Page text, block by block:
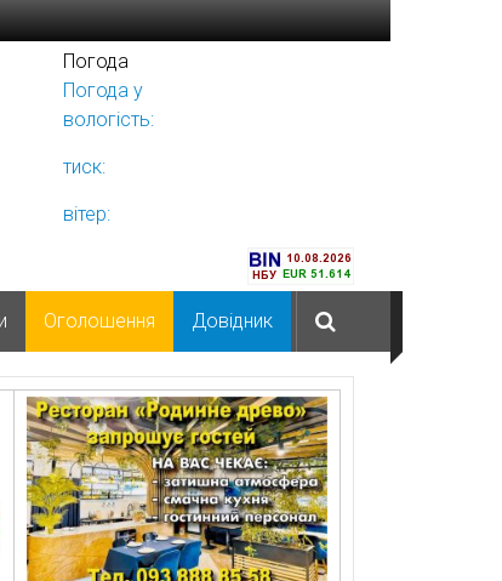
Погода
Погода у
вологість:
тиск:
вітер:
Оголошення Довідник